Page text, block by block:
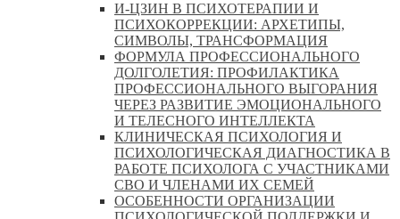
И-ЦЗИН В ПСИХОТЕРАПИИ И
ПСИХОКОРРЕКЦИИ: АРХЕТИПЫ,
СИМВОЛЫ, ТРАНСФОРМАЦИЯ
ФОРМУЛА ПРОФЕССИОНАЛЬНОГО
ДОЛГОЛЕТИЯ: ПРОФИЛАКТИКА
ПРОФЕССИОНАЛЬНОГО ВЫГОРАНИЯ
ЧЕРЕЗ РАЗВИТИЕ ЭМОЦИОНАЛЬНОГО
И ТЕЛЕСНОГО ИНТЕЛЛЕКТА
КЛИНИЧЕСКАЯ ПСИХОЛОГИЯ И
ПСИХОЛОГИЧЕСКАЯ ДИАГНОСТИКА В
РАБОТЕ ПСИХОЛОГА С УЧАСТНИКАМИ
СВО И ЧЛЕНАМИ ИХ СЕМЕЙ
ОСОБЕННОСТИ ОРГАНИЗАЦИИ